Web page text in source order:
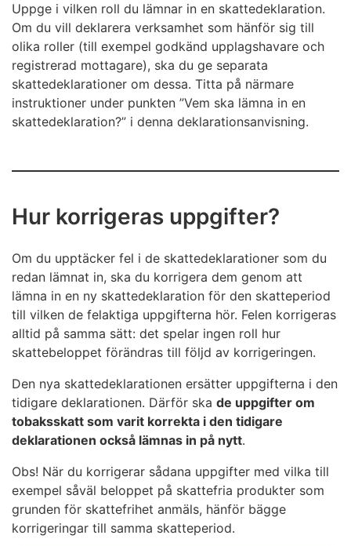
Uppge i vilken roll du lämnar in en skattedeklaration.
Om du vill deklarera verksamhet som hänför sig till
olika roller (till exempel godkänd upplagshavare och
registrerad mottagare), ska du ge separata
skattedeklarationer om dessa. Titta på närmare
instruktioner under punkten ”Vem ska lämna in en
skattedeklaration?” i denna deklarationsanvisning.
Hur korrigeras uppgifter?
Om du upptäcker fel i de skattedeklarationer som du
redan lämnat in, ska du korrigera dem genom att
lämna in en ny skattedeklaration för den skatteperiod
till vilken de felaktiga uppgifterna hör. Felen korrigeras
alltid på samma sätt: det spelar ingen roll hur
skattebeloppet förändras till följd av korrigeringen.
Den nya skattedeklarationen ersätter uppgifterna i den
tidigare deklarationen. Därför ska de uppgifter om
tobaksskatt som varit korrekta i den tidigare
deklarationen också lämnas in på nytt.
Obs! När du korrigerar sådana uppgifter med vilka till
exempel såväl beloppet på skattefria produkter som
grunden för skattefrihet anmäls, hänför bägge
korrigeringar till samma skatteperiod.